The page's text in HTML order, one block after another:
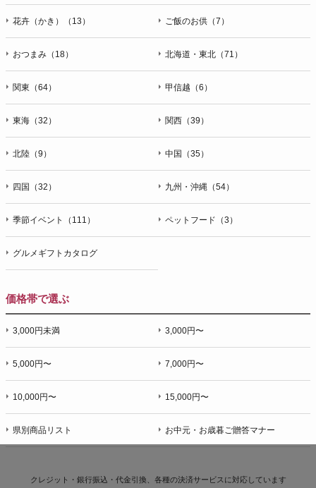
花卉（かき）（13） ご飯のお供（7）
おつまみ（18） 北海道・東北（71）
関東（64） 甲信越（6）
東海（32） 関西（39）
北陸（9） 中国（35）
四国（32） 九州・沖縄（54）
季節イベント（111） ペットフード（3）
グルメギフトカタログ
価格帯で選ぶ
3,000円未満 3,000円〜
5,000円〜 7,000円〜
10,000円〜 15,000円〜
県別商品リスト お中元・お歳暮ご贈答マナー
クレジット・銀行振込・代金引換、各種の決済サービスに対応しています